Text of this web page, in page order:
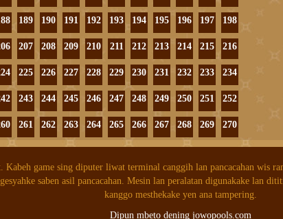
189 190 191 192 193 194 195 196 197 198
207 208 209 210 211 212 213 214 215 216
225 226 227 228 229 230 231 232 233 234
243 244 245 246 247 248 249 250 251 252
261 262 263 264 265 266 267 268 269 270
Kabeh game sing diputer liwat terminal canggih lan pancacahan wis
saben asil pancacahan. Mesin lan peralatan digunakake lan
kanggo mesthekake yen ana tampering.
Dipun mbeto dening jowopools.com